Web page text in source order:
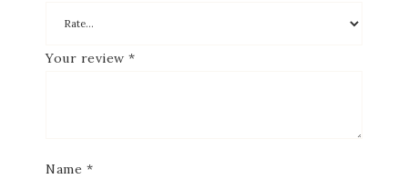
Your review *
Name *